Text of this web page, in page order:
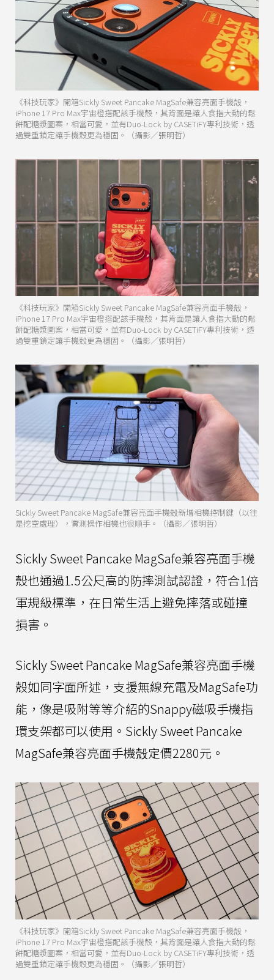
《科技玩家》開箱Sickly Sweet Pancake MagSafe兼容亮面手機殻，
iPhone 17 Pro Max宇宙橙搭配該手機殼，其背面是讓人食指大動的鬆
餅配糖漿圖案，相當可愛，並有Duo-Lock by CASETiFY專利技術，透
過雙重鎖定讓手機殼更為穩固。（攝影／張明哲）
《科技玩家》開箱Sickly Sweet Pancake MagSafe兼容亮面手機殻，
iPhone 17 Pro Max宇宙橙搭配該手機殼，其背面是讓人食指大動的鬆
餅配糖漿圖案，相當可愛，並有Duo-Lock by CASETiFY專利技術，透
過雙重鎖定讓手機殼更為穩固。（攝影／張明哲）
Sickly Sweet Pancake MagSafe兼容亮面手機殻新增相機控制鍵（以往
是挖空處理），實測操作相機也很順手。（攝影／張明哲）
Sickly Sweet Pancake MagSafe兼容亮面手機
殼也通過1.5公尺高的防摔測試認證，符合1倍
軍規級標準，在日常生活上避免摔落或碰撞
損害。
Sickly Sweet Pancake MagSafe兼容亮面手機
殼如同字面所述，支援無線充電及MagSafe功
能，像是吸附等等介紹的Snappy磁吸手機指
環支架都可以使用。Sickly Sweet Pancake
MagSafe兼容亮面手機殻定價2280元。
《科技玩家》開箱Sickly Sweet Pancake MagSafe兼容亮面手機殻，
iPhone 17 Pro Max宇宙橙搭配該手機殼，其背面是讓人食指大動的鬆
餅配糖漿圖案，相當可愛，並有Duo-Lock by CASETiFY專利技術，透
過雙重鎖定讓手機殼更為穩固。（攝影／張明哲）